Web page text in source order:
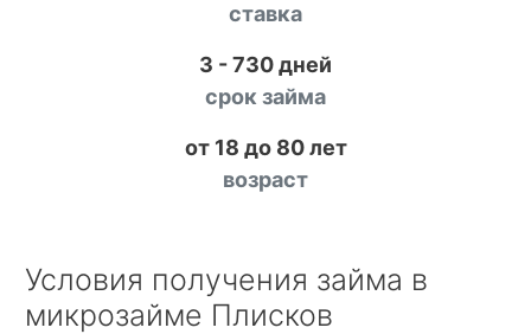
ставка
3 - 730 дней
срок займа
от 18 до 80 лет
возраст
Условия получения займа в
микрозайме Плисков